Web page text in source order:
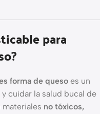
para
forma de queso es un
cuidar la salud bucal de
materiales no tóxicos,